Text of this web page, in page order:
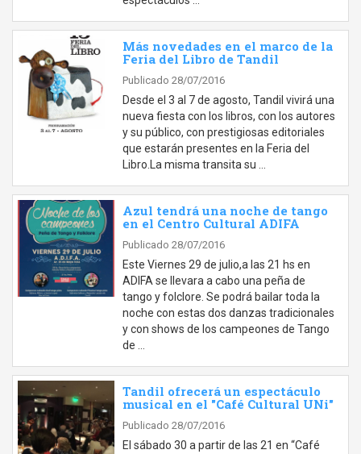
Más novedades en el marco de la
Feria del Libro de Tandil
Publicado 28/07/2016
Desde el 3 al 7 de agosto, Tandil vivirá una
nueva fiesta con los libros, con los autores
y su público, con prestigiosas editoriales
que estarán presentes en la Feria del
Libro.La misma transita su …
Azul tendrá una noche de tango
en el Centro Cultural ADIFA
Publicado 28/07/2016
Este Viernes 29 de julio,a las 21 hs en
ADIFA se llevara a cabo una peña de
tango y folclore. Se podrá bailar toda la
noche con estas dos danzas tradicionales
y con shows de los campeones de Tango
de …
Tandil ofrecerá un espectáculo
musical en el "Café Cultural UNi"
Publicado 28/07/2016
El sábado 30 a partir de las 21 en “Café